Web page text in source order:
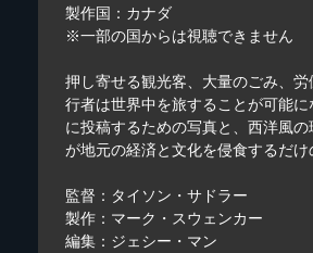
製作国：カナダ
※一部の国からは視聴できません
押し寄せる観光客、大量のごみ、
行者は世界中を旅することが可能
に投稿するための写真と、西洋風
が地元の経済と文化を侵食するだ
監督：タイソン・サドラー
製作：マーク・スウェンカー
編集：ジェシー・マン